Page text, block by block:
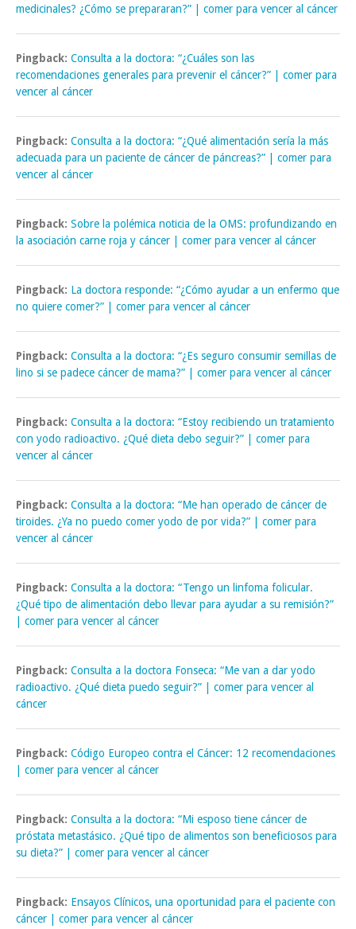
medicinales? ¿Cómo se prepararan?” | comer para vencer al cáncer
Pingback: Consulta a la doctora: “¿Cuáles son las
recomendaciones generales para prevenir el cáncer?” | comer para
vencer al cáncer
Pingback: Consulta a la doctora: “¿Qué alimentación sería la más
adecuada para un paciente de cáncer de páncreas?” | comer para
vencer al cáncer
Pingback: Sobre la polémica noticia de la OMS: profundizando en
la asociación carne roja y cáncer | comer para vencer al cáncer
Pingback: La doctora responde: “¿Cómo ayudar a un enfermo que
no quiere comer?” | comer para vencer al cáncer
Pingback: Consulta a la doctora: “¿Es seguro consumir semillas de
lino si se padece cáncer de mama?” | comer para vencer al cáncer
Pingback: Consulta a la doctora: “Estoy recibiendo un tratamiento
con yodo radioactivo. ¿Qué dieta debo seguir?” | comer para
vencer al cáncer
Pingback: Consulta a la doctora: “Me han operado de cáncer de
tiroides. ¿Ya no puedo comer yodo de por vida?” | comer para
vencer al cáncer
Pingback: Consulta a la doctora: “Tengo un linfoma folicular.
¿Qué tipo de alimentación debo llevar para ayudar a su remisión?”
| comer para vencer al cáncer
Pingback: Consulta a la doctora Fonseca: “Me van a dar yodo
radioactivo. ¿Qué dieta puedo seguir?” | comer para vencer al
cáncer
Pingback: Código Europeo contra el Cáncer: 12 recomendaciones
| comer para vencer al cáncer
Pingback: Consulta a la doctora: “Mi esposo tiene cáncer de
próstata metastásico. ¿Qué tipo de alimentos son beneficiosos para
su dieta?” | comer para vencer al cáncer
Pingback: Ensayos Clínicos, una oportunidad para el paciente con
cáncer | comer para vencer al cáncer